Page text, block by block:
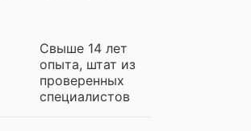
Свыше 14 лет
опыта, штат из
проверенных
специалистов